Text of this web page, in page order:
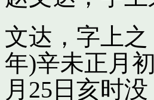
文达，字上
年)辛未正月
月25日亥时